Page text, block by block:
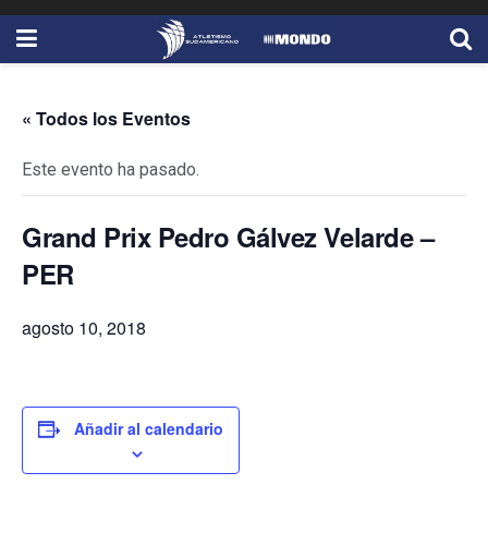
« Todos los Eventos
Este evento ha pasado.
Grand Prix Pedro Gálvez Velarde –
PER
agosto 10, 2018
Añadir al calendario